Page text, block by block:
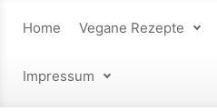
Home Vegane Rezepte
Impressum